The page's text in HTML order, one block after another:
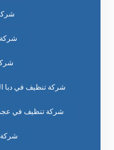
شركة
شركة تنظيف في دبا
شركة تنظيف في